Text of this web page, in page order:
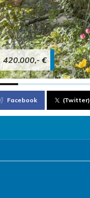
420.000,- €
Facebook (Twitter)